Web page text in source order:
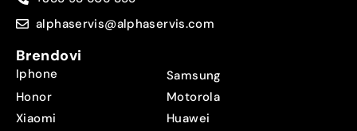
alphaservis@alphaservis.com
Brendovi
Iphone
Samsung
Honor
Motorola
Xiaomi
Huawei